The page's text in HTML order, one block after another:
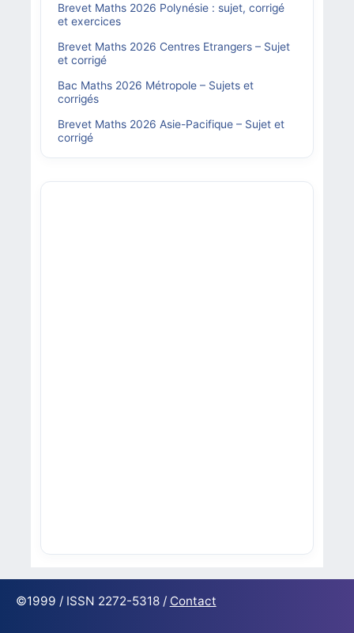
Brevet Maths 2026 Polynésie : sujet, corrigé
et exercices
Brevet Maths 2026 Centres Etrangers – Sujet
et corrigé
Bac Maths 2026 Métropole – Sujets et
corrigés
Brevet Maths 2026 Asie-Pacifique – Sujet et
corrigé
©1999 / ISSN 2272-5318 / Contact